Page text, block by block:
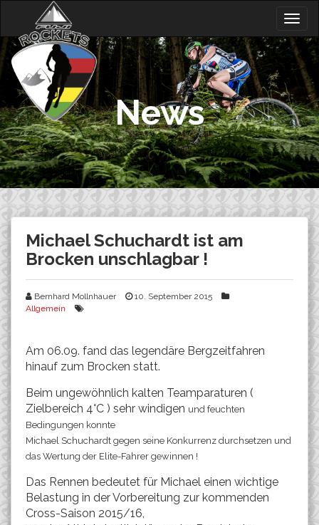
content
News
Michael Schuchardt ist am
Brocken unschlagbar !
Bernhard Mollnhauer
10. September 2015
Allgemein
Am 06.09. fand das legendäre Bergzeitfahren
hinauf zum Brocken statt.
Beim ungewöhnlich kalten Teamparaturen (
Zielbereich 4°C ) sehr windigen und feuchten
Bedingungen konnte
Michael Schuchardt gegen seine Konkurrenz durchsetzen und
das Wertung der Elite-Fahrer gewinnen !
Das Rennen bedeutet für Michael einen wichtige
Belastung in der Vorbereitung zur kommenden
Cross-Saison 2015/16,